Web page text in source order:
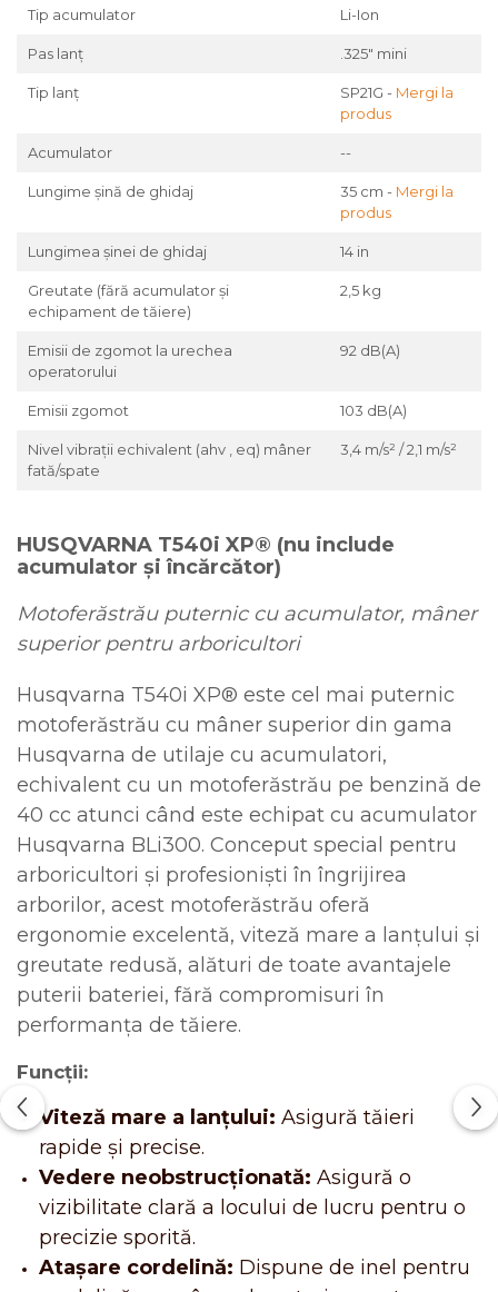
Tip acumulator Li-Ion
Pas lanț .325" mini
Tip lanț SP21G - Mergi la
produs
Acumulator --
Lungime şină de ghidaj 35 cm - Mergi la
produs
Lungimea şinei de ghidaj 14 in
Greutate (fără acumulator și
echipament de tăiere)
2,5 kg
Emisii de zgomot la urechea
operatorului
92 dB(A)
Emisii zgomot 103 dB(A)
Nivel vibrații echivalent (ahv , eq) mâner
fată/spate
3,4 m/s² / 2,1 m/s²
HUSQVARNA T540i XP® (nu include
acumulator și încărcător)
Motoferăstrău puternic cu acumulator, mâner
superior pentru arboricultori
Husqvarna T540i XP® este cel mai puternic
motoferăstrău cu mâner superior din gama
Husqvarna de utilaje cu acumulatori,
echivalent cu un motoferăstrău pe benzină de
40 cc atunci când este echipat cu acumulator
Husqvarna BLi300. Conceput special pentru
arboricultori și profesioniști în îngrijirea
arborilor, acest motoferăstrău oferă
ergonomie excelentă, viteză mare a lanțului și
greutate redusă, alături de toate avantajele
puterii bateriei, fără compromisuri în
performanța de tăiere.
Funcții:
Viteză mare a lanțului: Asigură tăieri
rapide și precise.
Vedere neobstrucționată: Asigură o
vizibilitate clară a locului de lucru pentru o
precizie sporită.
Atașare cordelină: Dispune de inel pentru